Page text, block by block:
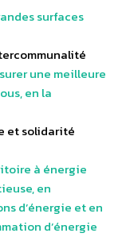
surfaces
une meilleure
en la
et solidarité
à énergie
en
d’énergie et en
d’énergie